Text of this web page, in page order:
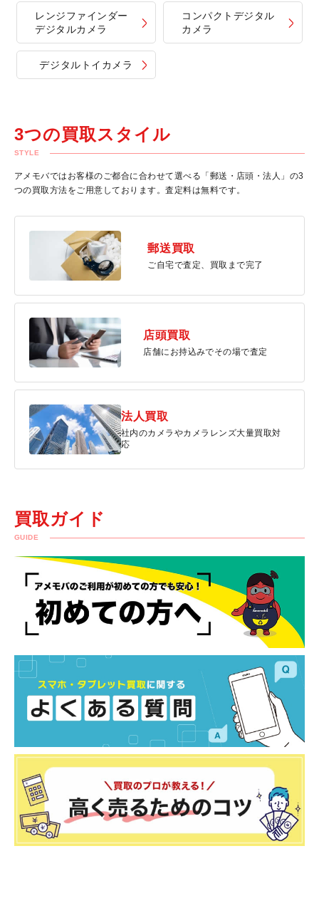
レンジファインダー
デジタルカメラ
コンパクトデジタル
カメラ
デジタルトイカメラ
3つの買取スタイル
STYLE
アメモバではお客様のご都合に合わせて選べる「郵送・店頭・法人」の3
つの買取方法をご用意しております。査定料は無料です。
郵送買取
ご自宅で査定、買取まで完了
店頭買取
店舗にお持込みでその場で査定
法人買取
社内のカメラやカメラレンズ大量買取対
応
買取ガイド
GUIDE